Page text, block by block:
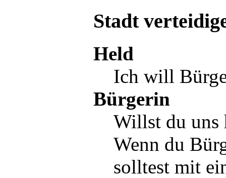
Stadt
Held
Ich will
Bürgerin
Willst du uns
Wenn du
solltest mit